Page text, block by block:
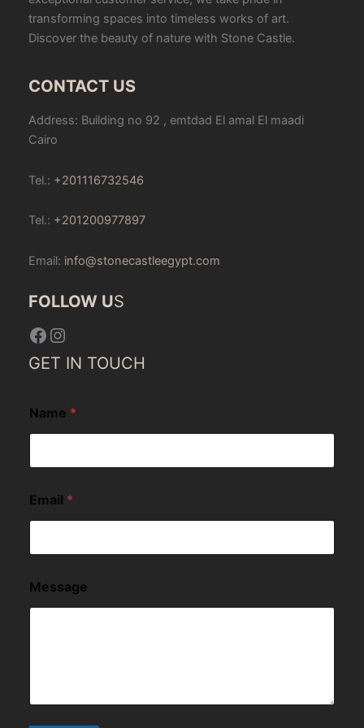
transforming spaces into timeless works of art.
Discover the beauty of nature with Stone Castle.
CONTACT US
Address: Building no 92 , emtdad El amal El maadi
Cairo
Tel.: +201116732546
Tel.: +201200977897
Email: info@stonecastleegypt.com
FOLLOW US
Facebook
Instagram
GET IN TOUCH
Name *
Email *
Message